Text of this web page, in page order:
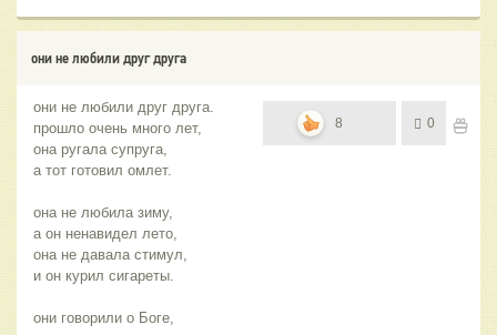
они не любили друг друга
они не любили друг друга.
прошло очень много лет,
она ругала супруга,
а тот готовил омлет.
она не любила зиму,
а он ненавидел лето,
она не давала стимул,
и он курил сигареты.
они говорили о Боге,
8 0